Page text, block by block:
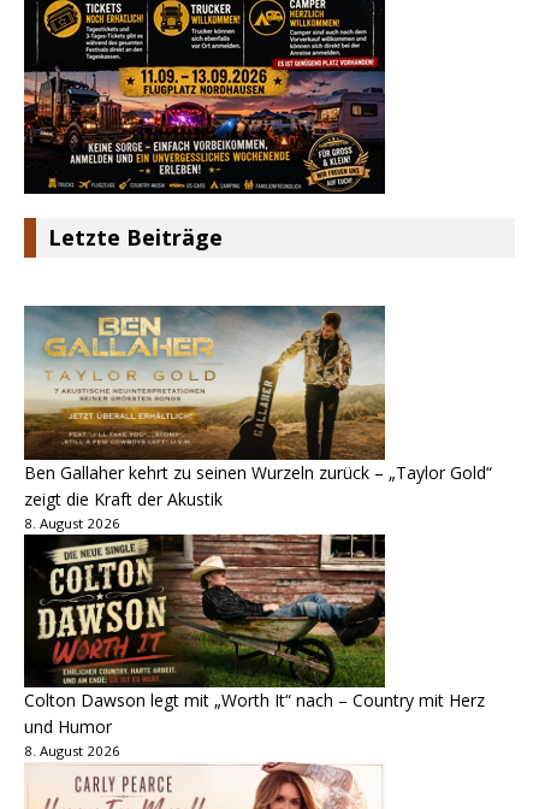
Letzte Beiträge
Ben Gallaher kehrt zu seinen Wurzeln zurück – „Taylor Gold“
zeigt die Kraft der Akustik
8. August 2026
Colton Dawson legt mit „Worth It“ nach – Country mit Herz
und Humor
8. August 2026